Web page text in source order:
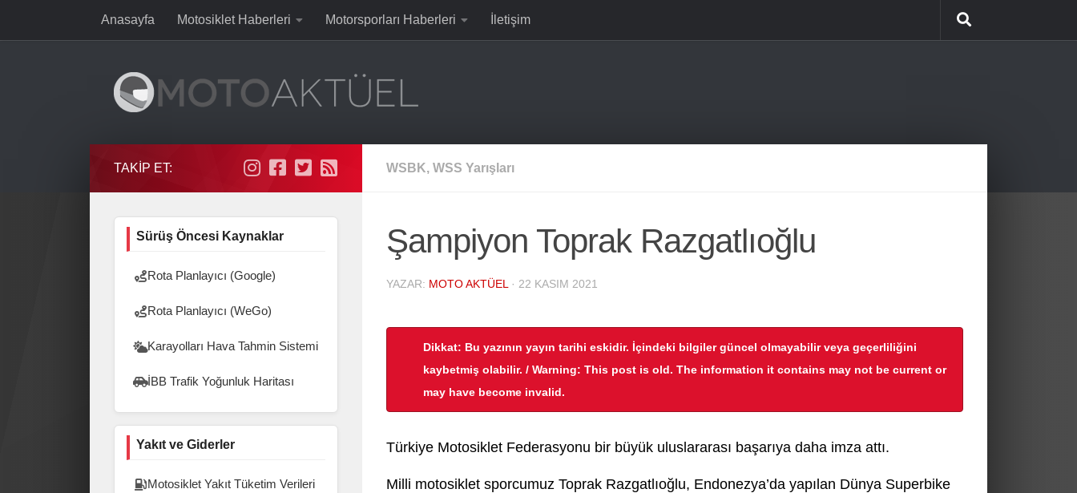
Skip to contentAnasayfa Motosiklet Haberleri Motorsporları Haberleri İletişim
WSBK, WSS Yarışları
Şampiyon Toprak Razgatlıoğlu
YAZAR: MOTO AKTÜEL · 22 KASIM 2021
Dikkat: Bu yazının yayın tarihi eskidir. İçindeki bilgiler güncel olmayabilir veya geçerliliğini
kaybetmiş olabilir. / Warning: This post is old. The information it contains may not be current or
may have become invalid.
Türkiye Motosiklet Federasyonu bir büyük uluslararası başarıya daha imza attı.
Milli motosiklet sporcumuz Toprak Razgatlıoğlu, Endonezya’da yapılan Dünya Superbike
TAKIP ET:
Sürüş Öncesi Kaynaklar
Rota Planlayıcı (Google)
Rota Planlayıcı (WeGo)
Karayolları Hava Tahmin Sistemi
İBB Trafik Yoğunluk Haritası
Yakıt ve Giderler
Motosiklet Yakıt Tüketim Verileri